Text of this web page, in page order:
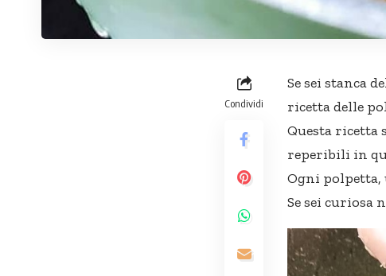
Condividi
Se sei stanca
ricetta delle
Questa ricetta
reperibili in
Ogni polpetta,
Se sei curiosa